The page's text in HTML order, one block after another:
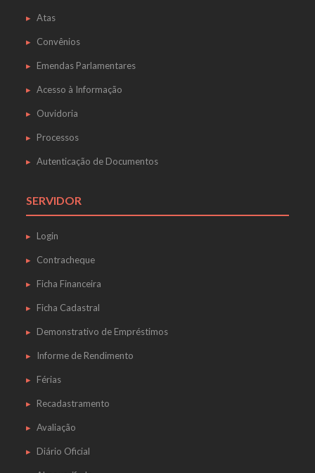
Atas
Convênios
Emendas Parlamentares
Acesso à Informação
Ouvidoria
Processos
Autenticação de Documentos
SERVIDOR
Login
Contracheque
Ficha Financeira
Ficha Cadastral
Demonstrativo de Empréstimos
Informe de Rendimento
Férias
Recadastramento
Avaliação
Diário Oficial